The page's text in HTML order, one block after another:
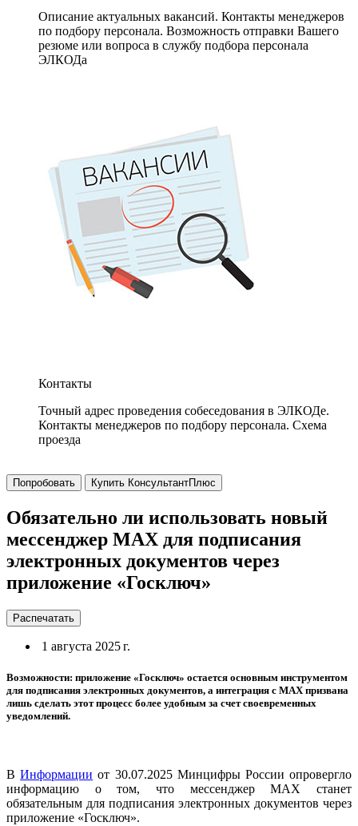
Описание актуальных вакансий. Контакты менеджеров
по подбору персонала. Возможность отправки Вашего
резюме или вопроса в службу подбора персонала
ЭЛКОДа
Контакты
Точный адрес проведения собеседования в ЭЛКОДе.
Контакты менеджеров по подбору персонала. Схема
проезда
Попробовать Купить КонсультантПлюс
Обязательно ли использовать новый
мессенджер МАХ для подписания
электронных документов через
приложение «Госключ»
Распечатать
1 августа 2025 г.
Возможности: приложение «Госключ» остается основным инструментом
для подписания электронных документов, а интеграция с MAX призвана
лишь сделать этот процесс более удобным за счет своевременных
уведомлений.
ВИнформации от 30.07.2025 Минцифры России опровергло
информацию о том, что мессенджер MAX станет
обязательным для подписания электронных документов через
приложение «Госключ».